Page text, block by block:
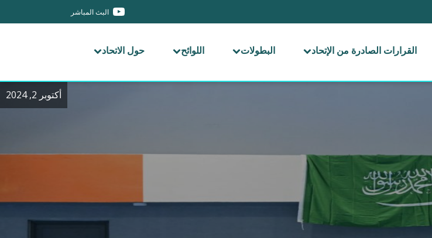
البث المباشر
القرارات الصادرة من الإتحاد البطولات اللوائح حول الاتحاد
أكتوبر 2, 2024